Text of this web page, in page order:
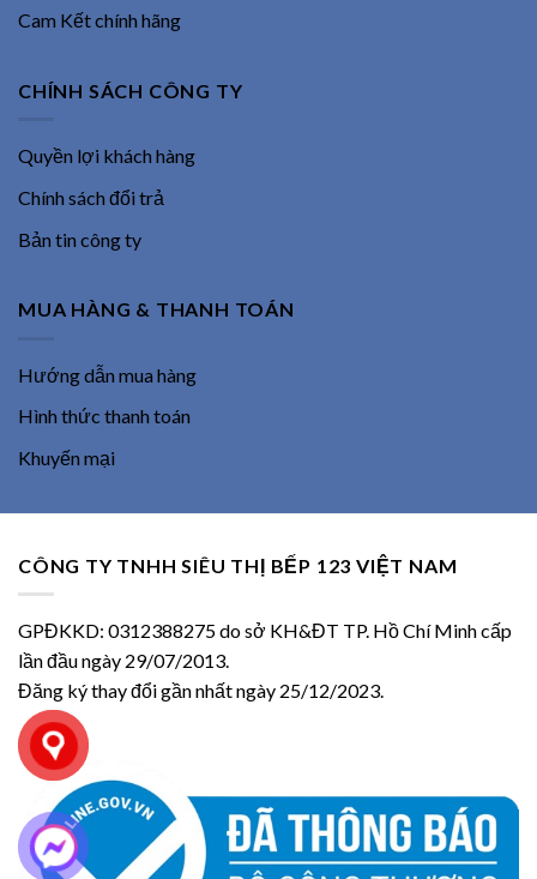
Cam Kết chính hãng
CHÍNH SÁCH CÔNG TY
Quyền lợi khách hàng
Chính sách đổi trả
Bản tin công ty
MUA HÀNG & THANH TOÁN
Hướng dẫn mua hàng
Hình thức thanh toán
Khuyến mại
CÔNG TY TNHH SIÊU THỊ BẾP 123 VIỆT NAM
GPĐKKD: 0312388275 do sở KH&ĐT TP. Hồ Chí Minh cấp
lần đầu ngày 29/07/2013.
Đăng ký thay đổi gần nhất ngày 25/12/2023.